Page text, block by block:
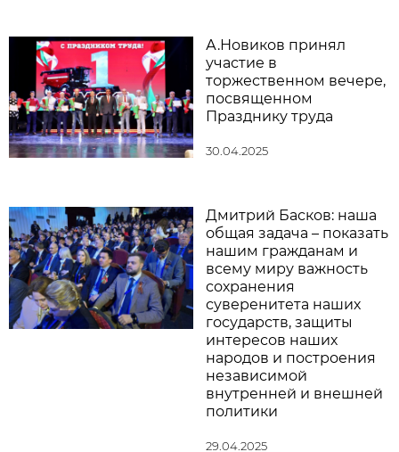
А.Новиков принял
участие в
торжественном вечере,
посвященном
Празднику труда
30.04.2025
Дмитрий Басков: наша
общая задача – показать
нашим гражданам и
всему миру важность
сохранения
суверенитета наших
государств, защиты
интересов наших
народов и построения
независимой
внутренней и внешней
политики
29.04.2025